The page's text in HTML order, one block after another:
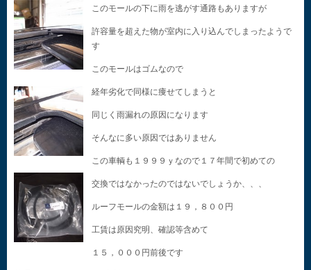
このモールの下に雨を逃がす通路もありますが
許容量を超えた物が室内に入り込んでしまったようで
す
このモールはゴムなので
経年劣化で同様に痩せてしまうと
同じく雨漏れの原因になります
そんなに多い原因ではありません
この車輌も１９９９ｙなので１７年間で初めての
交換ではなかったのではないでしょうか、、、
ルーフモールの金額は１９，８００円
工賃は原因究明、確認等含めて
１５，０００円前後です